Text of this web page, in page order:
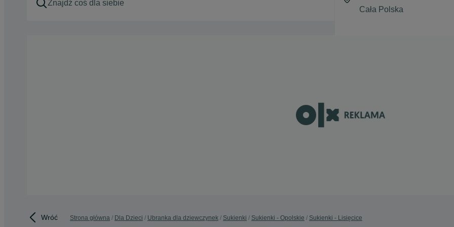
Wróć Strona główna Dla Dzieci Ubranka dla dziewczynek Sukienki Sukienki - Opolskie Sukienki - Lisięcice